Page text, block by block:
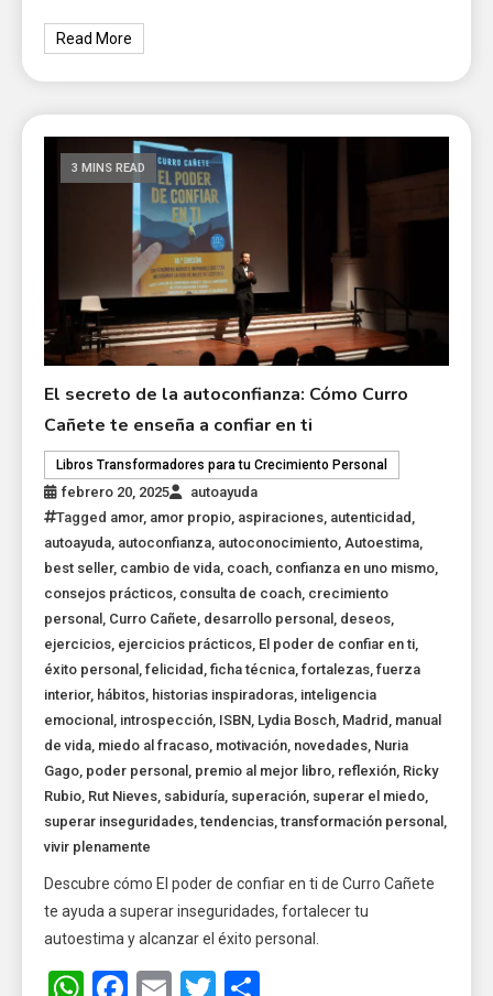
Read More
3 MINS READ
El secreto de la autoconfianza: Cómo Curro
Cañete te enseña a confiar en ti
Libros Transformadores para tu Crecimiento Personal
febrero 20, 2025
autoayuda
Tagged amor, amor propio aspiraciones autenticidad
autoayuda autoconfianza autoconocimiento Autoestima
best seller, cambio de vida coach confianza en uno mismo
consejos prácticos consulta de coach crecimiento
personal Curro Cañete desarrollo personal deseos
ejercicios ejercicios prácticos El poder de confiar en ti
éxito personal ,felicidad ,ficha técnica ,fortalezas ,fuerza
interior, hábitos historias inspiradoras inteligencia
emocional introspección ISBN Lydia Bosch Madrid manual
de vida miedo al fracaso motivación novedades Nuria
Gago poder personal premio al mejor libro reflexión Ricky
Rubio Rut Nieves sabiduría superación superar el miedo
superar inseguridades ,tendencias ,transformación personal
vivir plenamente
Descubre cómo El poder de confiar en ti de Curro Cañete
te ayuda a superar inseguridades, fortalecer tu
autoestima y alcanzar el éxito personal.